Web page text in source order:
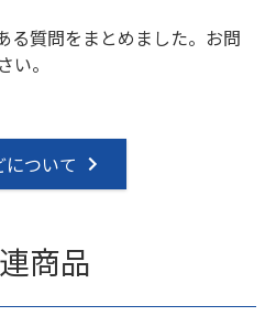
る質問をまとめました。お問
い。
ついて
商品